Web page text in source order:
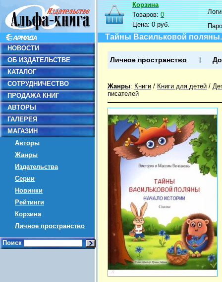
НОВОСТИ
ОБ ИЗДАТЕЛЬСТВЕ
КАТАЛОГ
СОТРУДНИЧЕСТВО
ПРОДАЖА КНИГ
АВТОРЫ
ГАЛЕРЕЯ
МАГАЗИН
Авторы
Жанры
Издательства
Серии
Новинки
Рейтинги
Корзина
Личное пространство
Поиск
Корзина
Товаров:0
Цена:0 руб.
Тайны Васильковой
Личное пространство
Жанры: Книги / Книги для детей /
писателей